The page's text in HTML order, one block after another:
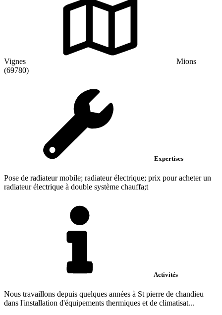
Vignes
Mions
(69780)
Expertises
Pose de radiateur mobile; radiateur électrique; prix pour acheter un
radiateur électrique à double système chauffa;t
Activités
Nous travaillons depuis quelques années à St pierre de chandieu
dans l'installation d'équipements thermiques et de climatisat...